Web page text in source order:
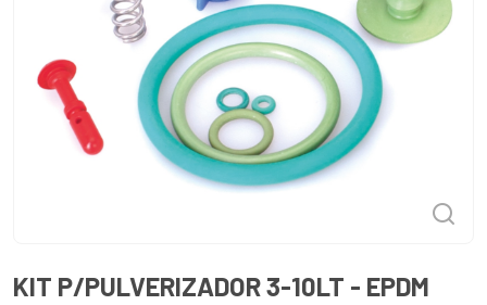
KIT P/PULVERIZADOR 3-10LT - EPDM